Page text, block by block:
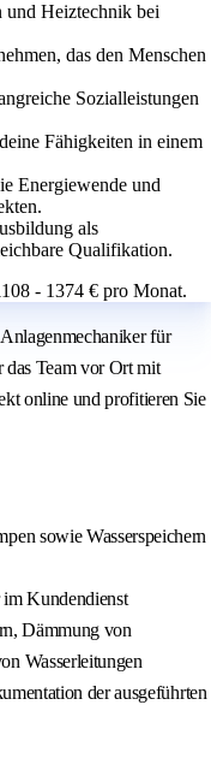
und Heiztechnik bei
das den Menschen
Sozialleistungen
Fähigkeiten in einem
Energiewende und
als
Qualifikation.
- 1374 € pro Monat.
für
Team vor Ort mit
online und profitieren Sie
sowie Wasserspeichern
im Kundendienst
Dämmung von
Wasserleitungen
der ausgeführten